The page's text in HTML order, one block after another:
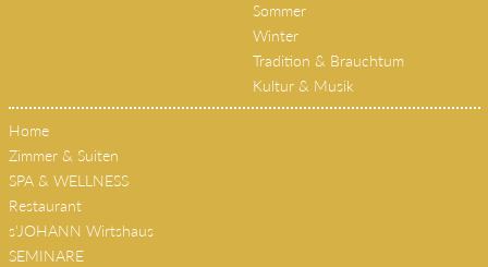
Sommer
Winter
Tradition & Brauchtum
Kultur & Musik
Home
Zimmer & Suiten
SPA & WELLNESS
Restaurant
s'JOHANN Wirtshaus
SEMINARE